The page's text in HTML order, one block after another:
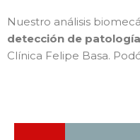
Nuestro análisis
detección de
Clínica Felipe Basa.